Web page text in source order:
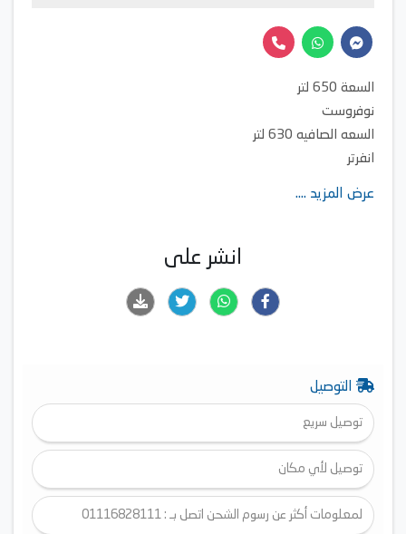
السعة 650 لتر
نوفروست
السعه الصافيه 630 لتر
انفرتر
عرض المزيد ....
انشر على
التوصيل
توصيل سريع
توصيل لأي مكان
لمعلومات أكثر عن رسوم الشحن اتصل بـ : 01116828111